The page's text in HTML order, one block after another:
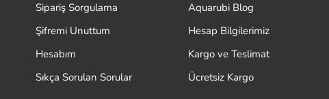
Sipariş Sorgulama
Şifremi Unuttum
Hesabım
Sıkça Sorulan Sorular
Aquarubi Blog
Hesap Bilgilerimiz
Kargo ve Teslimat
Ücretsiz Kargo